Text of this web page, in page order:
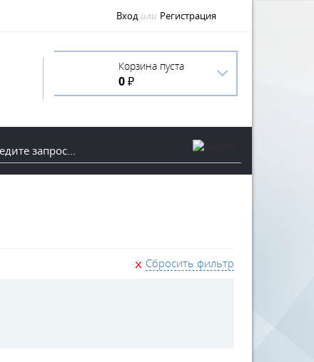
Вход или Регистрация
Корзина пуста
0 ₽
Сбросить фильтр